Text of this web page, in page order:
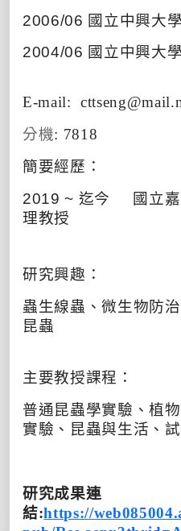
2006/06 國立中興大
2004/06 國立中興大
E-mail:
分機: 7818
簡要經歷：
2019 ~ 迄今 國立
理教授
研究興趣：
蟲生線蟲、微生物防
昆蟲
主要教授課程：
普通昆蟲學實驗、植
實驗、昆蟲與生活、
研究成果連
結:https://